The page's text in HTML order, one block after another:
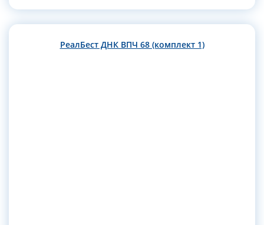
РеалБест ДНК ВПЧ 68 (комплект 1)